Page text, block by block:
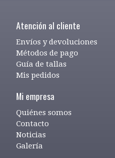
Atención al cliente
Envíos y devoluciones
Métodos de pago
Guía de tallas
Mis pedidos
Mi empresa
Quiénes somos
Contacto
Noticias
Galería